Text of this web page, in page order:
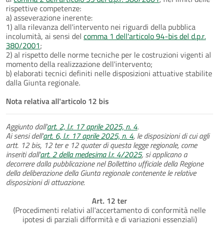
rispettive competenze:
a) asseverazione inerente:
1) alla rilevanza dell'intervento nei riguardi della pubblica
incolumità, ai sensi del comma 1 dell'articolo 94-bis del d.p.r.
380/2001;
2) al rispetto delle norme tecniche per le costruzioni vigenti al
momento della realizzazione dell'intervento;
b) elaborati tecnici definiti nelle disposizioni attuative stabilite
dalla Giunta regionale.
Nota relativa all'articolo 12 bis
Aggiunto dall'art. 2, l.r. 17 aprile 2025, n. 4.
Ai sensi dell'art. 6, l.r. 17 aprile 2025, n. 4, le disposizioni di cui agli
artt. 12 bis, 12 ter e 12 quater di questa legge regionale, come
inseriti dall'art. 2 della medesima l.r. 4/2025, si applicano a
decorrere dalla pubblicazione nel Bollettino ufficiale della Regione
della deliberazione della Giunta regionale contenente le relative
disposizioni di attuazione.
Art. 12 ter
(Procedimenti relativi all'accertamento di conformità nelle
ipotesi di parziali difformità e di variazioni essenziali)